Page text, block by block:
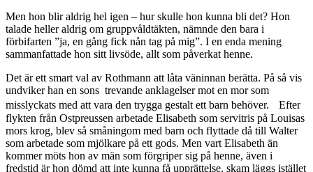
Men hon blir aldrig hel igen – hur skulle hon kunna bli det? Hon
talade heller aldrig om gruppvåldtäkten, nämnde den bara i
förbifarten ”ja, en gång fick nån tag på mig”. I en enda mening
sammanfattade hon sitt livsöde, allt som påverkat henne.
Det är ett smart val av Rothmann att låta väninnan berätta. På så vis
undviker han en sons trevande anklagelser mot en mor som
misslyckats med att vara den trygga gestalt ett barn behöver. Efter
flykten från Ostpreussen arbetade Elisabeth som servitris på Louisas
mors krog, blev så småningom med barn och flyttade då till Walter
som arbetade som mjölkare på ett gods. Men vart Elisabeth än
kommer möts hon av män som förgriper sig på henne, även i
fredstid är hon dömd att inte kunna få upprättelse, skam läggs istället